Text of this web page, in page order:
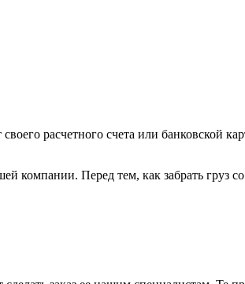
расчетного счета или банковской
компании. Перед тем, как забрать груз